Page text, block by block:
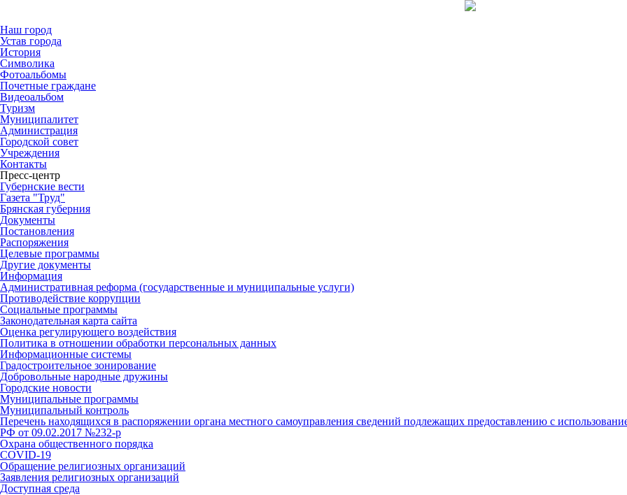
Наш город
Устав города
История
Символика
Фотоальбомы
Почетные граждане
Видеоальбом
Туризм
Муниципалитет
Администрация
Городской совет
Учреждения
Контакты
Пресс-центр
Губернские вести
Газета "Труд"
Брянская губерния
Документы
Постановления
Распоряжения
Целевые программы
Другие документы
Информация
Административная реформа (государственные и муниципальные услуги)
Противодействие коррупции
Социальные программы
Законодательная карта сайта
Оценка регулирующего воздействия
Политика в отношении обработки персональных данных
Информационные системы
Градостроительное зонирование
Добровольные народные дружины
Городские новости
Муниципальные программы
Муниципальный контроль
Перечень находящихся в распоряжении органа местного самоуправления сведений подлежащих предоставлению с
РФ от 09.02.2017 №232-р
Охрана общественного порядка
COVID-19
Обращение религиозных организаций
Заявления религиозных организаций
Доступная среда